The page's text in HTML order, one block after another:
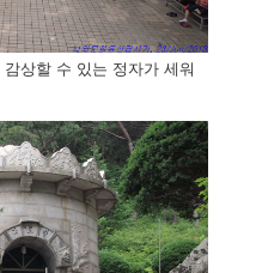
상할 수 있는 정자가 세워